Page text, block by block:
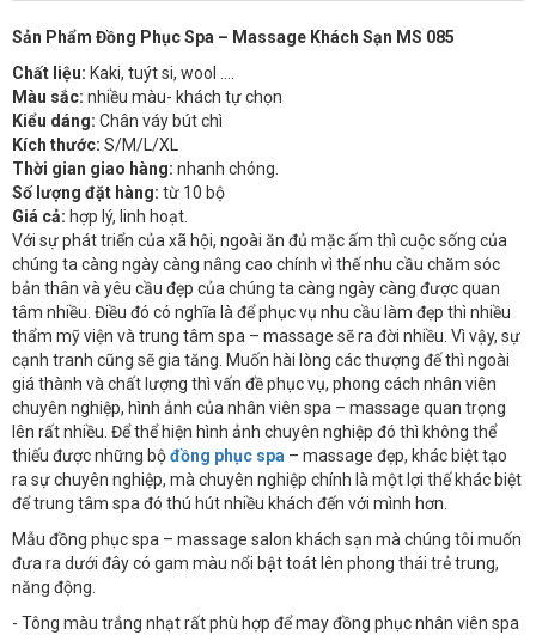
Sản Phẩm Đồng Phục Spa – Massage Khách Sạn MS 085
Chất liệu: Kaki, tuýt si, wool ….
Màu sắc: nhiều màu- khách tự chọn
Kiểu dáng: Chân váy bút chì
Kích thước: S/M/L/XL
Thời gian giao hàng: nhanh chóng.
Số lượng đặt hàng: từ 10 bộ
Giá cả: hợp lý, linh hoạt.
Với sự phát triển của xã hội, ngoài ăn đủ mặc ấm thì cuộc sống của
chúng ta càng ngày càng nâng cao chính vì thế nhu cầu chăm sóc
bản thân và yêu cầu đẹp của chúng ta càng ngày càng được quan
tâm nhiều. Điều đó có nghĩa là để phục vụ nhu cầu làm đẹp thì nhiều
thẩm mỹ viện và trung tâm spa – massage sẽ ra đời nhiều. Vì vậy, sự
cạnh tranh cũng sẽ gia tăng. Muốn hài lòng các thượng đế thì ngoài
giá thành và chất lượng thì vấn đề phục vụ, phong cách nhân viên
chuyên nghiệp, hình ảnh của nhân viên spa – massage quan trọng
lên rất nhiều. Để thể hiện hình ảnh chuyên nghiệp đó thì không thể
thiếu được những bộđồng phục spa – massage đẹp, khác biệt tạo
ra sự chuyên nghiệp, mà chuyên nghiệp chính là một lợi thế khác biệt
để trung tâm spa đó thú hút nhiều khách đến với mình hơn.
Mẫu đồng phục spa – massage salon khách sạn mà chúng tôi muốn
đưa ra dưới đây có gam màu nổi bật toát lên phong thái trẻ trung,
năng động.
- Tông màu trắng nhạt rất phù hợp để may đồng phục nhân viên spa